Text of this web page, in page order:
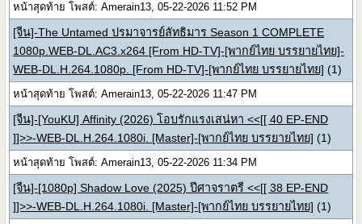
หน้าสุดท้าย โพสต์: Amerain13, 05-22-2026 11:52 PM
[จีน]-The Untamed ปรมาจารย์ลัทธิมาร Season 1 COMPLETE
1080p.WEB-DL.AC3.x264 [From HD-TV]-[พากย์ไทย บรรยายไทย]-
WEB-DL.H.264.1080p. [From HD-TV]-[พากย์ไทย บรรยายไทย] (1)
หน้าสุดท้าย โพสต์: Amerain13, 05-22-2026 11:47 PM
[จีน]-[YouKU] Affinity (2026) โอบรักแรงเสน่หา <<[[ 40 EP-END
]]>>-WEB-DL.H.264.1080i. [Master]-[พากย์ไทย บรรยายไทย] (1)
หน้าสุดท้าย โพสต์: Amerain13, 05-22-2026 11:34 PM
[จีน]-[1080p] Shadow Love (2025) ปีศาจราตรี <<[[ 38 EP-END
]]>>-WEB-DL.H.264.1080i. [Master]-[พากย์ไทย บรรยายไทย] (1)